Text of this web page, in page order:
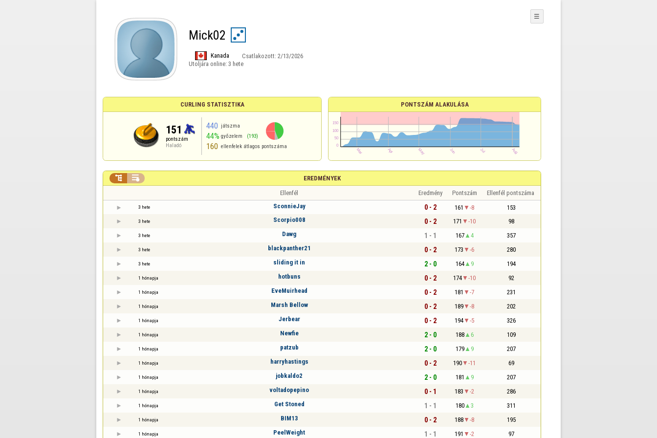
Mick02
Kanada Csatlakozott: 2/13/2026
Utoljára online: 3 hete
☰
CURLING STATISZTIKA
151
pontszám
Haladó
440 játszma
44% győzelem (193)
160 ellenfelek átlagos pontszáma
PONTSZÁM ALAKULÁSA
EREDMÉNYEK
 
Ellenfél Eredmény Pontszám Ellenfél pontszáma
3 hete SconnieJay 0 - 2 161 -8 153
3 hete Scorpio008 0 - 2 171 -10 98
3 hete Dawg 1 - 1 167 4 357
3 hete blackpanther21 0 - 2 173 -6 280
3 hete sliding it in 2 - 0 164 9 194
1 hónapja hotbuns 0 - 2 174 -10 92
1 hónapja EveMuirhead 0 - 2 181 -7 231
1 hónapja Marsh Bellow 0 - 2 189 -8 202
1 hónapja Jerbear 0 - 2 194 -5 326
1 hónapja Newfie 2 - 0 188 6 109
1 hónapja patzub 2 - 0 179 9 207
1 hónapja harryhastings 0 - 2 190 -11 69
1 hónapja jobkaldo2 2 - 0 181 9 207
1 hónapja voltadopepino 0 - 1 183 -2 286
1 hónapja Get Stoned 1 - 1 180 3 311
1 hónapja BIM13 0 - 2 188 -8 195
1 hónapja PeelWeight 1 - 1 191 -2 97